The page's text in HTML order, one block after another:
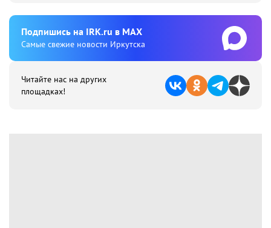
Подпишиcь на IRK.ru в MAX
Cамые свежие новости Иркутска
Читайте нас на других
площадках!